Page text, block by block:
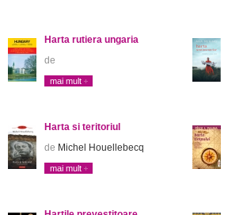
Harta rutiera ungaria
de
mai mult
Harta si teritoriul
de Michel Houellebecq
mai mult